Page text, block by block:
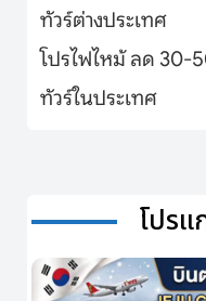
ทัวร์ต่างประเทศ
โปรไฟไหม้ ลด 30-
ทัวร์ในประเทศ
โปร